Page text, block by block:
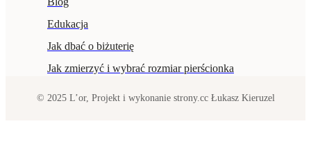
Edukacja
Jak dbać o biżuterię
Jak zmierzyć i wybrać rozmiar pierścionka
© 2025 L’or, Projekt i wykonanie strony.cc Łukasz Kieruzel